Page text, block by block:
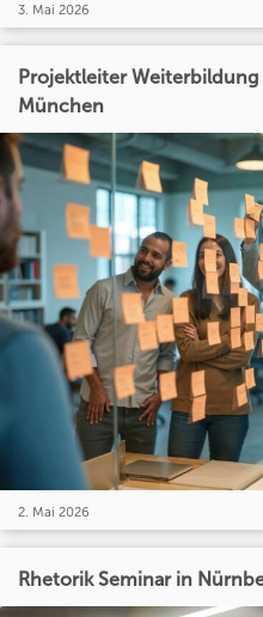
3. Mai 2026
Projektleiter
München
2. Mai 2026
Rhetorik Seminar in